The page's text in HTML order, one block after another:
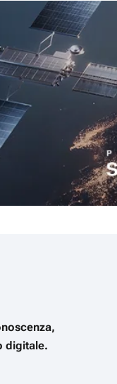
digitale.